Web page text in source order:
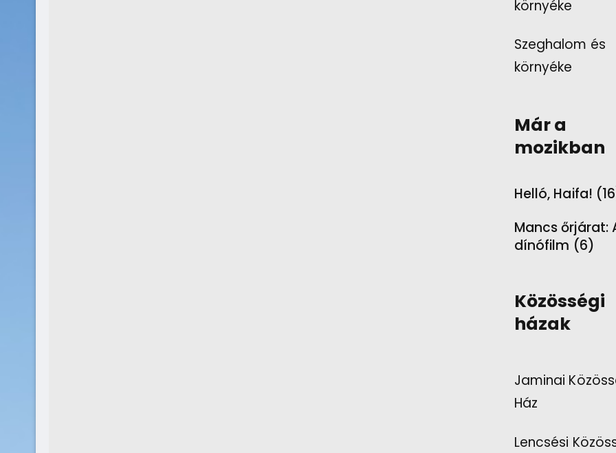
környéke
Szeghalom és
környéke
Már a
mozikban
Helló, Haifa!
Mancs őrjárat:
dínófilm (6)
Közösségi
házak
Jaminai
Ház
Lencsési